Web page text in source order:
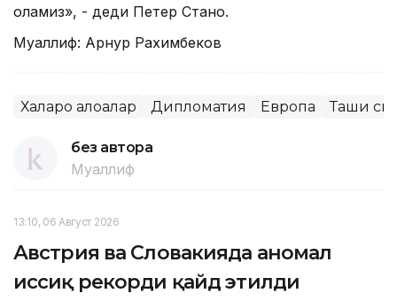
оламиз», - деди Петер Стано.
Муаллиф: Арнур Рахимбеков
Халқаро алоқалар Дипломатия Европа Ташқи
без автора
Муаллиф
13:10, 06 Август 2026
Австрия ва Словакияда аномал
иссиқ рекорди қайд этилди